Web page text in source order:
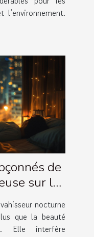
l’environnement.
de
sur le
ynocturne
que la beauté
Elle interfère